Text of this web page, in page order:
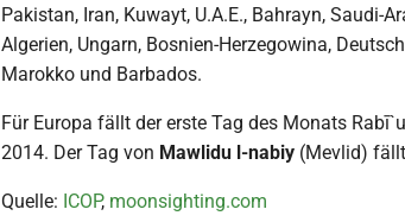
Pakistan, Iran, Kuwayt, U.A.E., Bahrayn, Saudi-
Algerien, Ungarn, Bosnien-Herzegowina,
Marokko und Barbados.
Für Europa fällt der erste Tag des Monats
2014. Der Tag von Mawlidu l-nabiy (Mevlid)
Quelle: ICOP, moonsighting.com